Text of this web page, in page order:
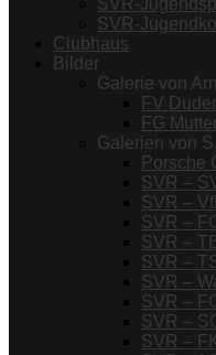
SVR-
Clubhaus
Bilder
Galerie von
FV
FG
Galerien von
Porsche
SVR –
SVR –
SVR –
SVR –
SVR –
SVR –
SVR –
SVR –
SVR –